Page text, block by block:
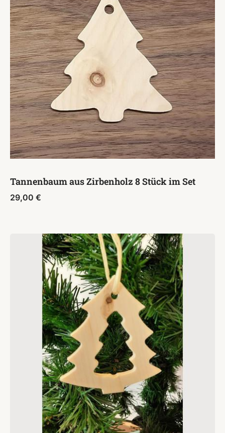
Tannenbaum aus Zirbenholz 8 Stück im Set
29,00 €